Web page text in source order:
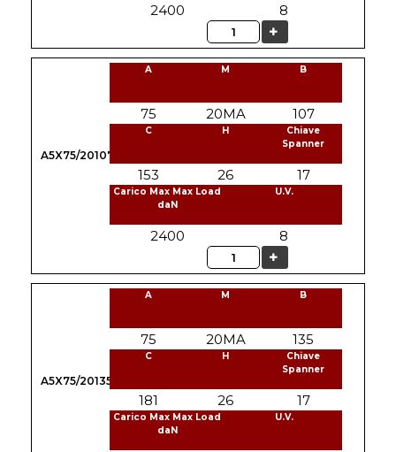
2400
8
Quantità
A5X75/20107
A
75
M
20MA
B
107
C
153
H
26
Chiave
Spanner
17
Carico Max Max Load
daN
2400
U.V.
8
Quantità
A5X75/20135
A
75
M
20MA
B
135
C
181
H
26
Chiave
Spanner
17
Carico Max Max Load
daN
U.V.